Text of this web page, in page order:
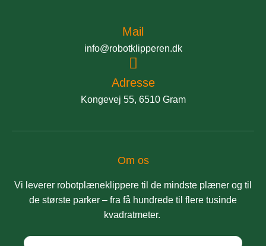
Mail
info@robotklipperen.dk
Adresse
Kongevej 55, 6510 Gram
Om os
Vi leverer robotplæneklippere til de mindste plæner og til
de største parker – fra få hundrede til flere tusinde
kvadratmeter.